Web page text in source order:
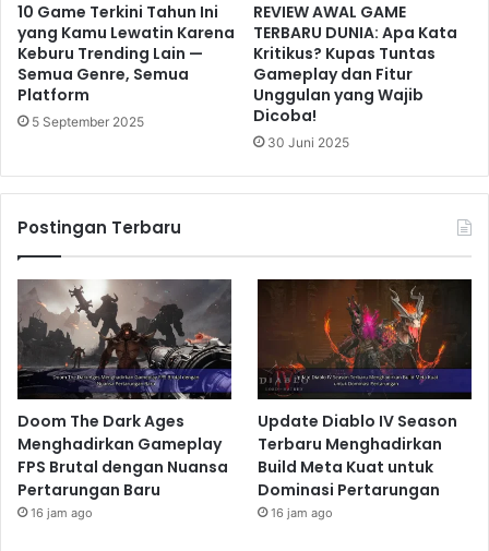
10 Game Terkini Tahun Ini
yang Kamu Lewatin Karena
Keburu Trending Lain —
Semua Genre, Semua
Platform
5 September 2025
REVIEW AWAL GAME
TERBARU DUNIA: Apa Kata
Kritikus? Kupas Tuntas
Gameplay dan Fitur
Unggulan yang Wajib
Dicoba!
30 Juni 2025
Postingan Terbaru
Doom The Dark Ages
Menghadirkan Gameplay
FPS Brutal dengan Nuansa
Pertarungan Baru
16 jam ago
Update Diablo IV Season
Terbaru Menghadirkan
Build Meta Kuat untuk
Dominasi Pertarungan
16 jam ago